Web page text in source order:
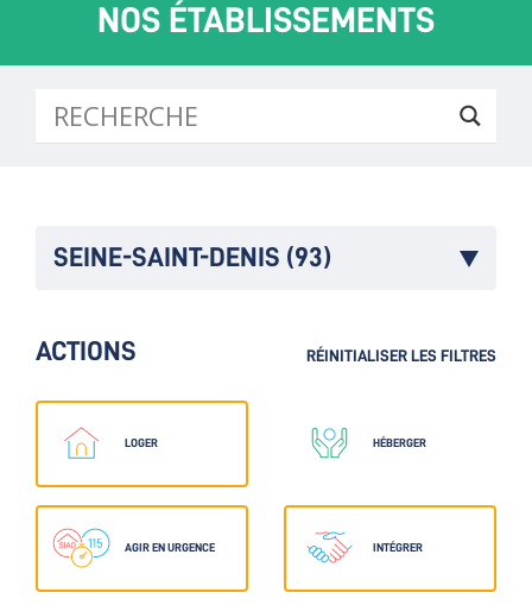
NOS ÉTABLISSEMENTS
SEINE-SAINT-DENIS (93)
ACTIONS RÉINITIALISER LES FILTRES
LOGER HÉBERGER
AGIR EN URGENCE INTÉGRER